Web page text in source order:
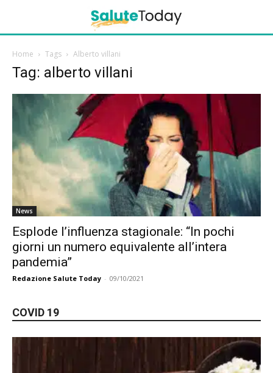
Home Tags Alberto villani
Tag: alberto villani
News
Esplode l’influenza stagionale: “In pochi
giorni un numero equivalente all’intera
pandemia”
Redazione Salute Today - 09/10/2021
COVID 19